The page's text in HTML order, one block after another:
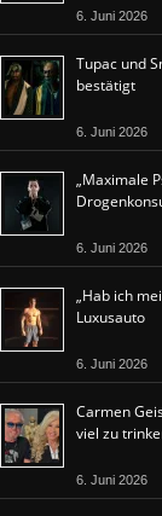
6. Juni 2026
Tupac und
bestätigt
6. Juni 2026
„Maximale
6. Juni 2026
„Hab ich
Luxusauto
6. Juni 2026
Carmen
viel zu
6. Juni 2026